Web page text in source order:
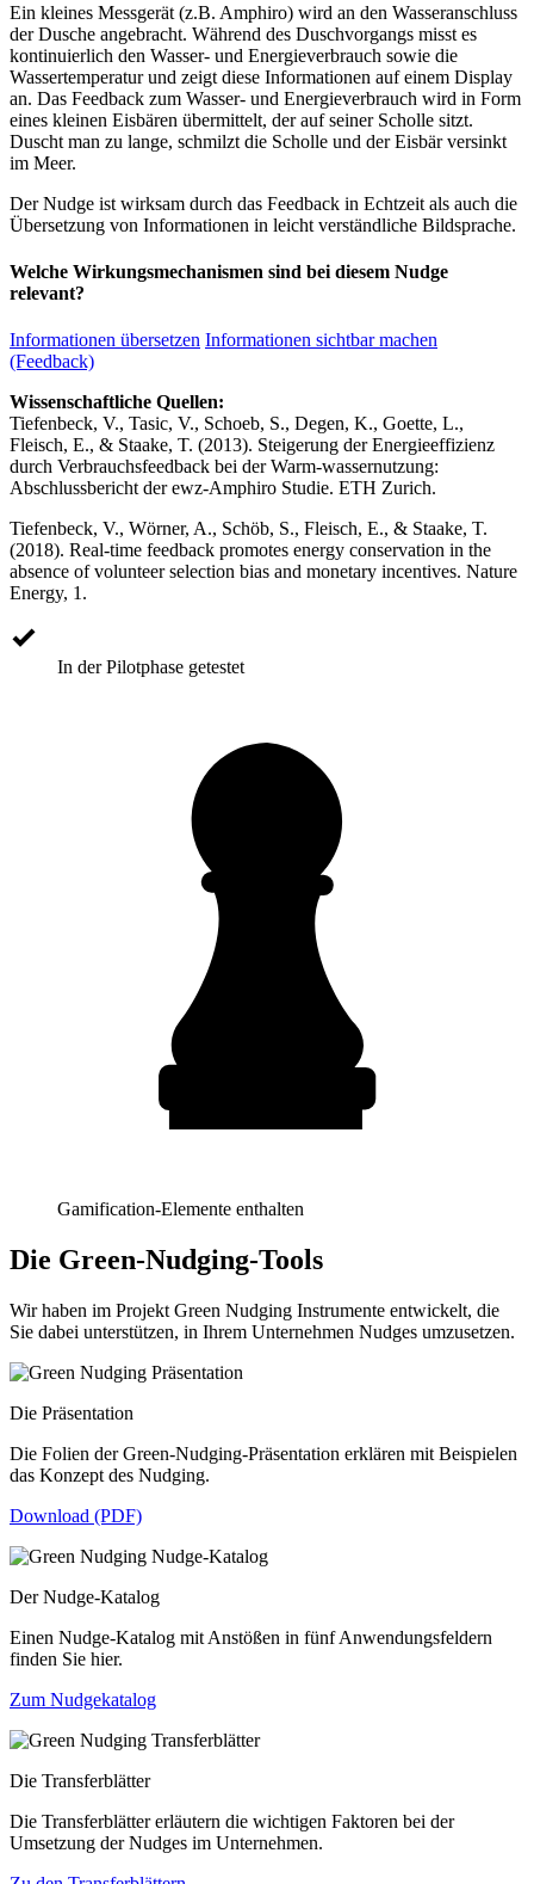
Ein kleines Messgerät (z.B. Amphiro) wird an den Wasseranschluss
der Dusche angebracht. Während des Duschvorgangs misst es
kontinuierlich den Wasser- und Energieverbrauch sowie die
Wassertemperatur und zeigt diese Informationen auf einem Display
an. Das Feedback zum Wasser- und Energieverbrauch wird in Form
eines kleinen Eisbären übermittelt, der auf seiner Scholle sitzt.
Duscht man zu lange, schmilzt die Scholle und der Eisbär versinkt
im Meer.
Der Nudge ist wirksam durch das Feedback in Echtzeit als auch die
Übersetzung von Informationen in leicht verständliche Bildsprache.
Welche Wirkungsmechanismen sind bei diesem Nudge
relevant?
Informationen übersetzen Informationen sichtbar machen
(Feedback)
Wissenschaftliche Quellen:
Tiefenbeck, V., Tasic, V., Schoeb, S., Degen, K., Goette, L.,
Fleisch, E., & Staake, T. (2013). Steigerung der Energieeffizienz
durch Verbrauchsfeedback bei der Warm-wassernutzung:
Abschlussbericht der ewz-Amphiro Studie. ETH Zurich.
Tiefenbeck, V., Wörner, A., Schöb, S., Fleisch, E., & Staake, T.
(2018). Real-time feedback promotes energy conservation in the
absence of volunteer selection bias and monetary incentives. Nature
Energy, 1.
In der Pilotphase getestet
Gamification-Elemente enthalten
Die Green-Nudging-Tools
Wir haben im Projekt Green Nudging Instrumente entwickelt, die
Sie dabei unterstützen, in Ihrem Unternehmen Nudges umzusetzen.
Die Präsentation
Die Folien der Green-Nudging-Präsentation erklären mit Beispielen
das Konzept des Nudging.
Download (PDF)
Der Nudge-Katalog
Einen Nudge-Katalog mit Anstößen in fünf Anwendungsfeldern
finden Sie hier.
Zum Nudgekatalog
Die Transferblätter
Die Transferblätter erläutern die wichtigen Faktoren bei der
Umsetzung der Nudges im Unternehmen.